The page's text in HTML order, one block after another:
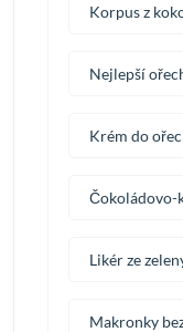
Korpus z
Nejlepší
Krém do
Čokoládovo-
Likér ze
Makronky